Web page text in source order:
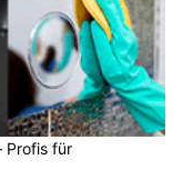
Profis für